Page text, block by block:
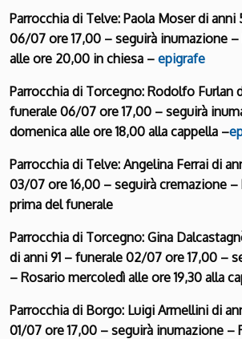
Parrocchia di Telve: Paola Moser di anni
06/07 ore 17,00 – seguirà inumazione
alle ore 20,00 in chiesa – epigrafe
Parrocchia di Torcegno: Rodolfo Furlan
funerale 06/07 ore 17,00 – seguirà
domenica alle ore 18,00 alla cappella –
Parrocchia di Telve: Angelina Ferrai di
03/07 ore 16,00 – seguirà cremazione –
prima del funerale
Parrocchia di Torcegno: Gina
di anni 91 – funerale 02/07 ore 17,00 –
– Rosario mercoledì alle ore 19,30 alla
Parrocchia di Borgo: Luigi Armellini di
01/07 ore 17,00 – seguirà inumazione –